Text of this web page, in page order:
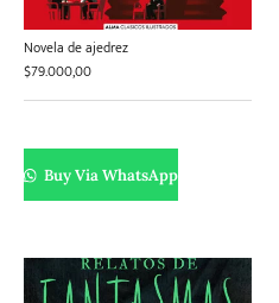
Novela de ajedrez
$79.000,00
Buy Via WhatsApp